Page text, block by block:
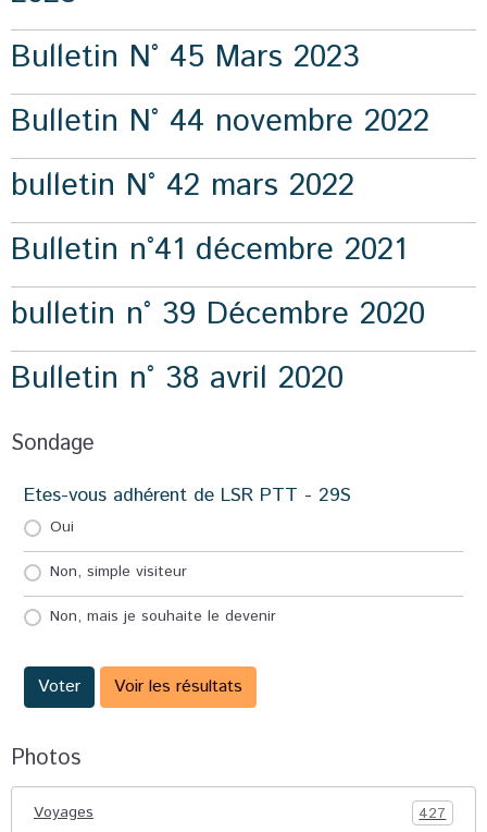
Bulletin N° 45 Mars 2023
Bulletin N° 44 novembre 2022
bulletin N° 42 mars 2022
Bulletin n°41 décembre 2021
bulletin n° 39 Décembre 2020
Bulletin n° 38 avril 2020
Sondage
Etes-vous adhérent de LSR PTT - 29S
Oui
Non, simple visiteur
Non, mais je souhaite le devenir
Voter Voir les résultats
Photos
Voyages 427